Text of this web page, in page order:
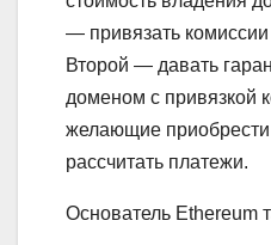
— привязать
Второй — давать
доменом с привязкой
желающие
рассчитать платежи.
Основатель Ethereum